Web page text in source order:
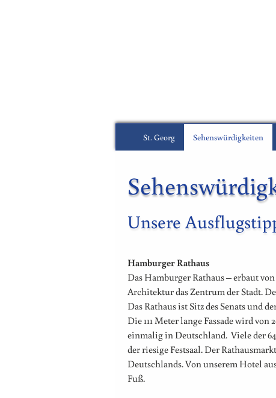
St. Georg Sehenswürdigkeiten
Unsere
Hamburger Rathaus
Das Hamburger Rathaus – erbaut
Architektur das Zentrum der Stadt.
Das Rathaus ist Sitz des Senats und
Die 111 Meter lange Fassade wird
einmalig in Deutschland. Viele der
der riesige Festsaal. Der
Deutschlands. Von unserem Hotel
Fuß.